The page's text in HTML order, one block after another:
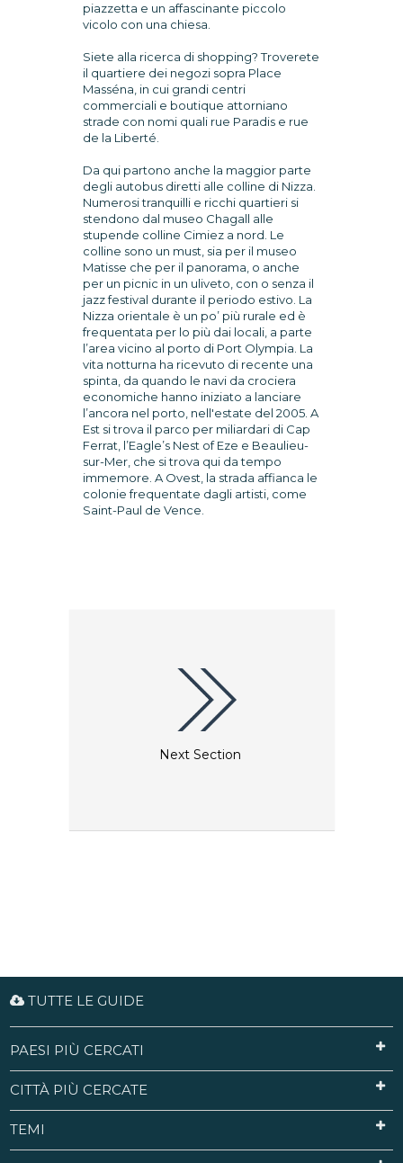
piazzetta e un affascinante piccolo
vicolo con una chiesa.
Siete alla ricerca di shopping? Troverete
il quartiere dei negozi sopra Place
Masséna, in cui grandi centri
commerciali e boutique attorniano
strade con nomi quali rue Paradis e rue
de la Liberté.
Da qui partono anche la maggior parte
degli autobus diretti alle colline di Nizza.
Numerosi tranquilli e ricchi quartieri si
stendono dal museo Chagall alle
stupende colline Cimiez a nord. Le
colline sono un must, sia per il museo
Matisse che per il panorama, o anche
per un picnic in un uliveto, con o senza il
jazz festival durante il periodo estivo. La
Nizza orientale è un po’ più rurale ed è
frequentata per lo più dai locali, a parte
l’area vicino al porto di Port Olympia. La
vita notturna ha ricevuto di recente una
spinta, da quando le navi da crociera
economiche hanno iniziato a lanciare
l’ancora nel porto, nell'estate del 2005. A
Est si trova il parco per miliardari di Cap
Ferrat, l’Eagle’s Nest of Eze e Beaulieu-
sur-Mer, che si trova qui da tempo
immemore. A Ovest, la strada affianca le
colonie frequentate dagli artisti, come
Saint-Paul de Vence.
Next Section
TUTTE LE GUIDE
PAESI PIÙ CERCATI
CITTÀ PIÙ CERCATE
TEMI